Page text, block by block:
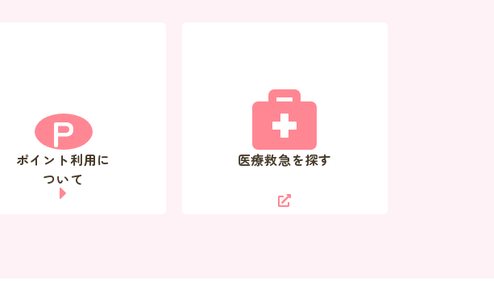
P
ポイント利用に
ついて
医療救急を探す